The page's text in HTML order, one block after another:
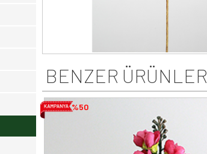
BENZER ÜRÜNLER
%50